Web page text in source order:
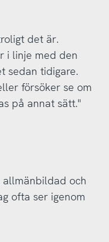
det är.
i linje med den
sedan tidigare.
försöker se om
på annat sätt."
allmänbildad och
ofta ser igenom